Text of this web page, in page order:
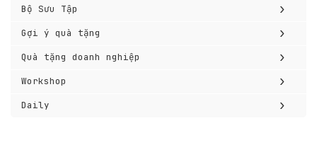
Bộ Sưu Tập ›
Gợi ý quà tặng ›
Quà tặng doanh nghiệp ›
Workshop ›
Daily ›